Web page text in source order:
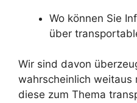
Wo können Sie
über
Wir sind davon
wahrscheinlich weitaus
diese zum Thema